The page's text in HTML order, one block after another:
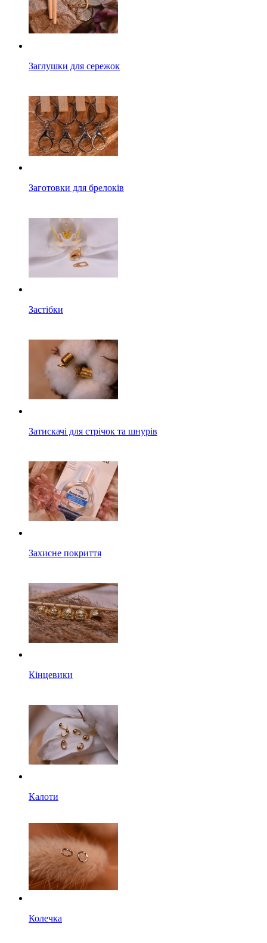
Заглушки для сережок
Заготовки для брелоків
Застібки
Затискачі для стрічок та шнурів
Захисне покриття
Кінцевики
Калоти
Колечка